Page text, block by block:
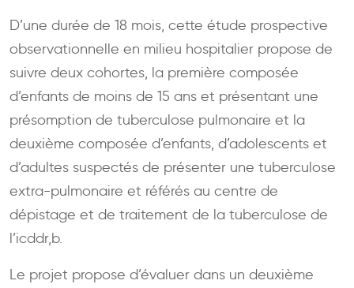
D’une durée de 18 mois, cette étude prospective
observationnelle en milieu hospitalier propose de
suivre deux cohortes, la première composée
d’enfants de moins de 15 ans et présentant une
présomption de tuberculose pulmonaire et la
deuxième composée d’enfants, d’adolescents et
d’adultes suspectés de présenter une tuberculose
extra-pulmonaire et référés au centre de
dépistage et de traitement de la tuberculose de
l’icddr,b.
Le projet propose d’évaluer dans un deuxième